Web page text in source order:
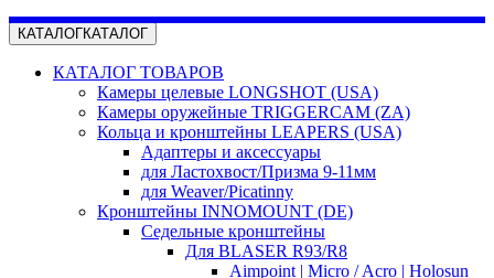
КАТАЛОГКАТАЛОГ
КАТАЛОГ ТОВАРОВ
Камеры целевые LONGSHOT (USA)
Камеры оружейные TRIGGERCAM (ZA)
Кольца и кронштейны LEAPERS (USA)
Адаптеры и аксессуары
для Ластохвост/Призма 9-11мм
для Weaver/Picatinny
Кронштейны INNOMOUNT (DE)
Седельные кронштейны
Для BLASER R93/R8
Aimpoint | Micro / Acro | Holosun